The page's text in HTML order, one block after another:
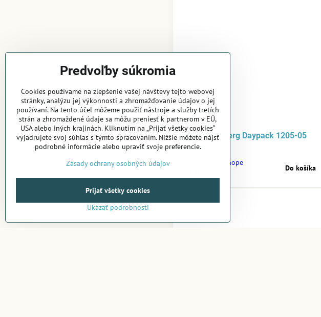
Batoh Stainberg Daypack 1205-05
Khaki
Na sklade v e-shope
Do košíka
Predvoľby súkromia
Cookies používame na zlepšenie vašej návštevy tejto webovej
stránky, analýzu jej výkonnosti a zhromažďovanie údajov o jej
používaní. Na tento účel môžeme použiť nástroje a služby tretích
strán a zhromaždené údaje sa môžu preniesť k partnerom v EÚ,
USA alebo iných krajinách. Kliknutím na „Prijať všetky cookies“
vyjadrujete svoj súhlas s týmto spracovaním. Nižšie môžete nájsť
podrobné informácie alebo upraviť svoje preferencie.
Zásady ochrany osobných údajov
Ukázať podrobnosti
Prijať všetky cookies